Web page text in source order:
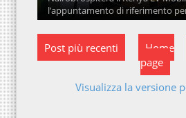
l’appuntamento di riferimento
Post più recenti
Home
page
Visualizza la versione